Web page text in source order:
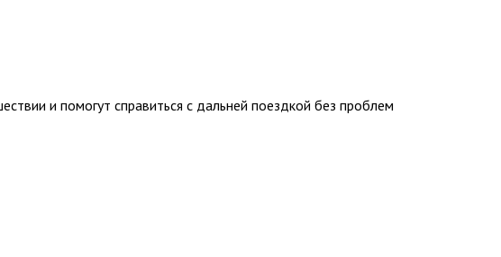
и помогут справиться с дальней поездкой без проблем